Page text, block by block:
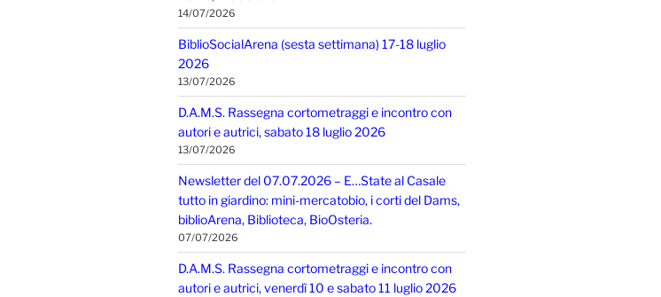
14/07/2026
BiblioSocialArena (sesta settimana) 17-18 luglio
2026
13/07/2026
D.A.M.S. Rassegna cortometraggi e incontro con
autori e autrici, sabato 18 luglio 2026
13/07/2026
Newsletter del 07.07.2026 – E…State al Casale
tutto in giardino: mini-mercatobio, i corti del Dams,
biblioArena, Biblioteca, BioOsteria.
07/07/2026
D.A.M.S. Rassegna cortometraggi e incontro con
autori e autrici, venerdì 10 e sabato 11 luglio 2026